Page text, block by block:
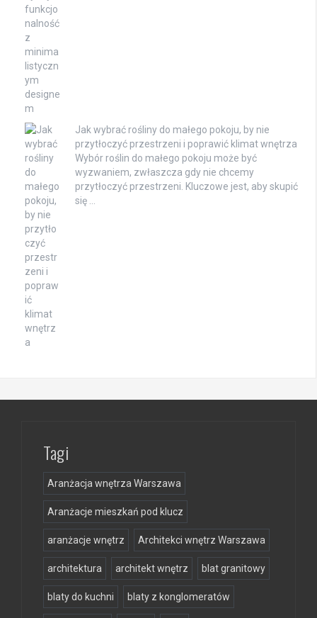
Jak wybrać rośliny do małego pokoju, by nie
przytłoczyć przestrzeni i poprawić klimat wnętrza
Wybór roślin do małego pokoju może być
wyzwaniem, zwłaszcza gdy nie chcemy
przytłoczyć przestrzeni. Kluczowe jest, aby skupić
się …
Tagi
Aranżacja wnętrza Warszawa
Aranżacje mieszkań pod klucz
aranżacje wnętrz Architekci wnętrz Warszawa
architektura architekt wnętrz blat granitowy
blaty do kuchni blaty z konglomeratów